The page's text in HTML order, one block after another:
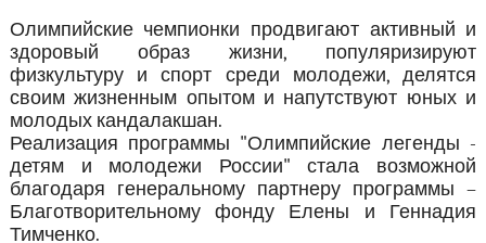
Олимпийские чемпионки продвигают активный и
здоровый образ жизни, популяризируют
физкультуру и спорт среди молодежи, делятся
своим жизненным опытом и напутствуют юных и
молодых кандалакшан.
Реализация программы "Олимпийские легенды -
детям и молодежи России" стала возможной
благодаря генеральному партнеру программы –
Благотворительному фонду Елены и Геннадия
Тимченко.